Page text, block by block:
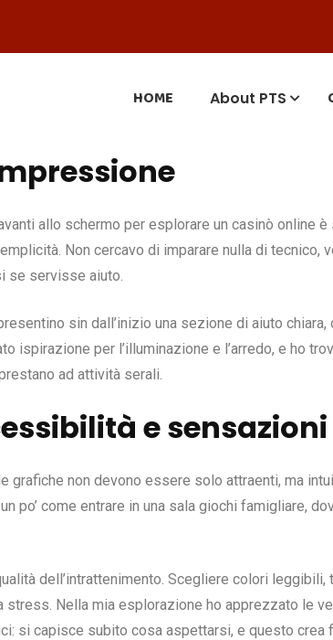
HOME About PTS
allo schermo per esplorare un casinò online
Non cercavo di imparare nulla di
se servisse aiuto.
sin dall’inizio una sezione di aiuto
ispirazione per l’illuminazione e l’arredo, e ho
ad attività serali.
e sensazioni
grafiche non devono essere solo attraenti, ma
po’ come entrare in una sala giochi famigliare,
dell’intrattenimento. Scegliere colori
stress. Nella mia esplorazione ho apprezzato le
si capisce subito cosa aspettarsi, e questo crea